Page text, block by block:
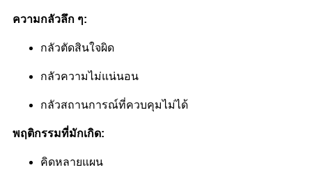
ความกลัวลึก ๆ:
กลัวตัดสินใจผิด
กลัวความไม่แน่นอน
กลัวสถานการณ์ที่ควบคุมไม่ได้
พฤติกรรมที่มักเกิด:
คิดหลายแผน